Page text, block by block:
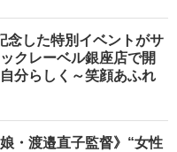
念した特別イベントがサ
クレーベル銀座店で開
分らしく～笑顔あふれ
・渡邉直子監督》“女性